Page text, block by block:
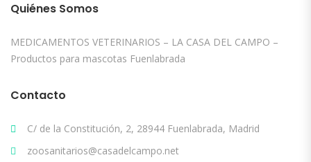
Quiénes Somos
MEDICAMENTOS VETERINARIOS – LA CASA DEL CAMPO –
Productos para mascotas Fuenlabrada
Contacto
C/ de la Constitución, 2, 28944 Fuenlabrada, Madrid
zoosanitarios@casadelcampo.net